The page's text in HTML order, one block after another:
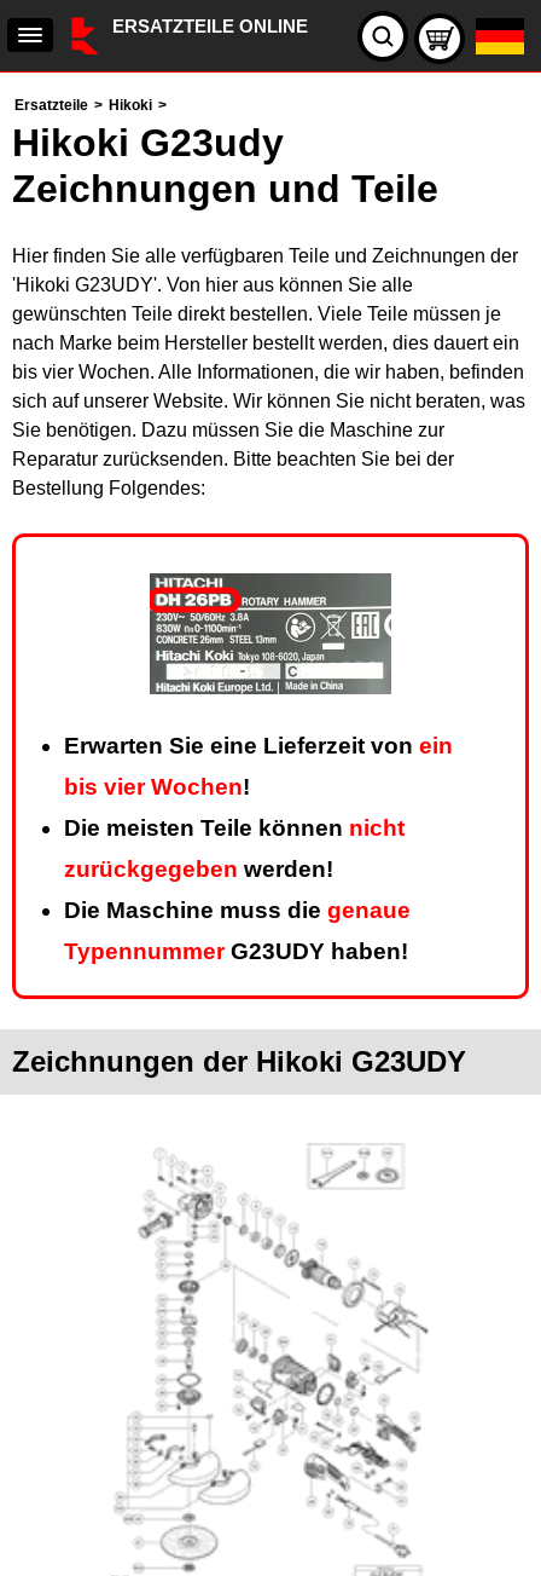
ERSATZTEILE ONLINE
Ersatzteile > Hikoki >
Hikoki G23udy
Zeichnungen und Teile
Hier finden Sie alle verfügbaren Teile und Zeichnungen der
'Hikoki G23UDY'. Von hier aus können Sie alle
gewünschten Teile direkt bestellen. Viele Teile müssen je
nach Marke beim Hersteller bestellt werden, dies dauert ein
bis vier Wochen. Alle Informationen, die wir haben, befinden
sich auf unserer Website. Wir können Sie nicht beraten, was
Sie benötigen. Dazu müssen Sie die Maschine zur
Reparatur zurücksenden. Bitte beachten Sie bei der
Bestellung Folgendes:
Erwarten Sie eine Lieferzeit von ein
bis vier Wochen!
Die meisten Teile können nicht
zurückgegeben werden!
Die Maschine muss die genaue
TypennummerG23UDY haben!
Zeichnungen der Hikoki G23UDY